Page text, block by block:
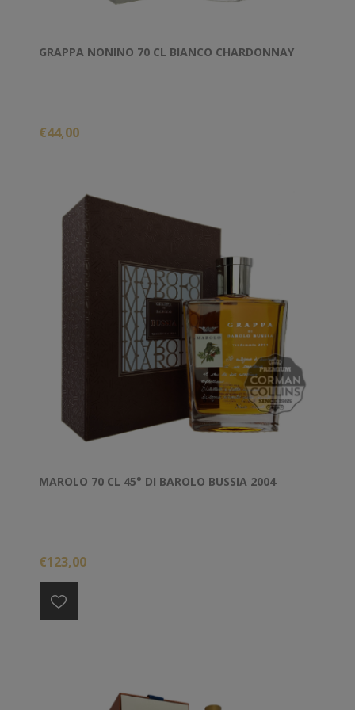
GRAPPA NONINO 70 CL BIANCO CHARDONNAY
€44,00
MAROLO 70 CL 45° DI BAROLO BUSSIA 2004
€123,00